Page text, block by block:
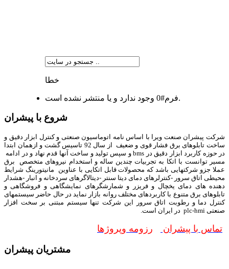
خطا
فرم#0 وجود ندارد و یا منتشر نشده است.
شروع با پیشران
شرکت پیشران صنعت ویرا با اساس نامه اتوماسیون صنعتی و کنترل ابزار دقیق و
ساخت تابلوهای برق فشار قوی و ضعیف از سال 92 تاسیس گشت و ازهمان ابتدا
در حوزه کاربرد ابزار دقیق در bms و سپس تولید و ساخت آنها قدم نهاد و در ادامه
مسیر توانست با اتکا به تجربیات چندین ساله و استخدام نیروهای متخصص برق
عملا جزو شرکتهایی باشد که محصولات قابل اتکایی با عناوین مانیتورینگ شرایط
محیطی اتاق سرور -کنترلرهای دمای دیتا سنتر -دیتالاگرهای سردخانه و انبار -هشدار
دهنده های دمای یخچال و فریزر و شمارشگرهای نمایشگاهی و فروشگاهی و
تابلوهای برق متنوع با کاربردهای مختلف روانه بازار نماید در حال حاضر سیستمهای
کنترل دما و رطوبت اتاق سرور این شرکت تنها سیستم مبتنی بر سخت افزار
صنعتی plc-hmi در ایران است.
تماس با پیشران رزومه وپروژها
مشتریان پیشران